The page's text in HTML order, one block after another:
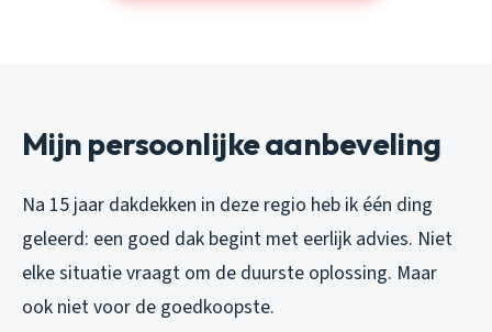
Mijn persoonlijke aanbeveling
Na 15 jaar dakdekken in deze regio heb ik één ding
geleerd: een goed dak begint met eerlijk advies. Niet
elke situatie vraagt om de duurste oplossing. Maar
ook niet voor de goedkoopste.